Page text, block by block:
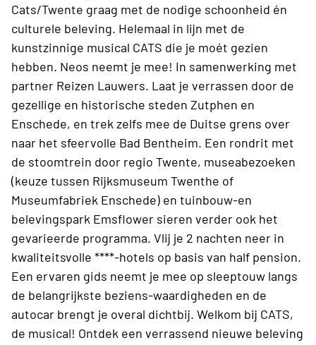
Cats/Twente graag met de nodige schoonheid én
culturele beleving. Helemaal in lijn met de
kunstzinnige musical CATS die je moét gezien
hebben. Neos neemt je mee! In samenwerking met
partner Reizen Lauwers. Laat je verrassen door de
gezellige en historische steden Zutphen en
Enschede, en trek zelfs mee de Duitse grens over
naar het sfeervolle Bad Bentheim. Een rondrit met
de stoomtrein door regio Twente, museabezoeken
(keuze tussen Rijksmuseum Twenthe of
Museumfabriek Enschede) en tuinbouw-en
belevingspark Emsflower sieren verder ook het
gevarieerde programma. Vlij je 2 nachten neer in
kwaliteitsvolle ****-hotels op basis van half pension.
Een ervaren gids neemt je mee op sleeptouw langs
de belangrijkste beziens-waardigheden en de
autocar brengt je overal dichtbij. Welkom bij CATS,
de musical! Ontdek een verrassend nieuwe beleving